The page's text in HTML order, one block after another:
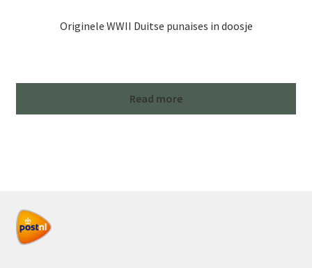
Originele WWII Duitse punaises in doosje
Read more